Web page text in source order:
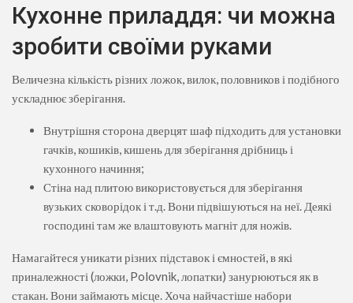
Кухонне приладдя: чи можна
зробити своїми руками
Величезна кількість різних ложок, вилок, половников і подібного
ускладнює зберігання.
Внутрішня сторона дверцят шаф підходить для установки
гачків, кошиків, кишень для зберігання дрібниць і
кухонного начиння;
Стіна над плитою використовується для зберігання
вузьких сковорідок і т.д. Вони підвішуються на неї. Деякі
господині там же влаштовують магніт для ножів.
Намагайтеся уникати різних підставок і ємностей, в які
приналежності (ложки, Polovnik, лопатки) занурюються як в
стакан. Вони займають місце. Хоча найчастіше набори